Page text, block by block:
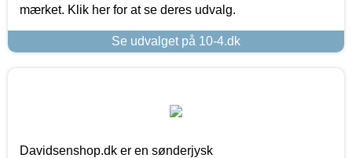
mærket. Klik her for at se deres udvalg.
Se udvalget på 10-4.dk
Davidsenshop.dk er en sønderjysk